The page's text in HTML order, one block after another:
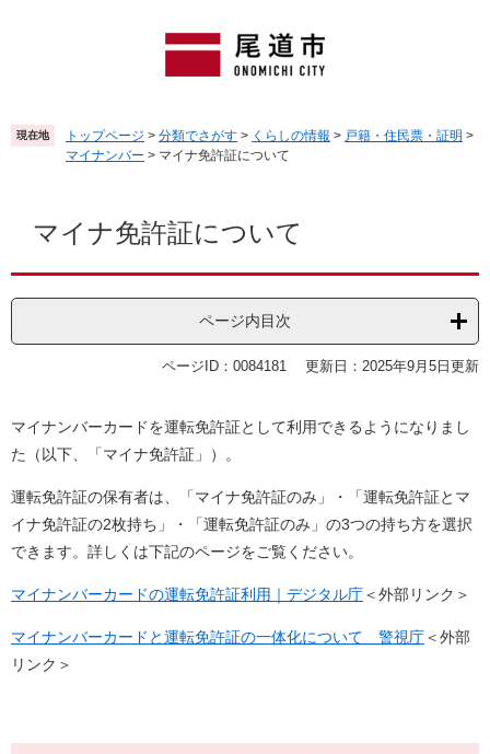
頭
で
飛
ば
現在地 トップページ > 分類でさがす > くらしの情報 > 戸籍・住民票・証明 >
マイナンバー > マイナ免許証について
マイナ免許証について
ページ内目次
ページID：0084181 更新日：2025年9月5日更新
マイナンバーカードを運転免許証として利用できるようになりまし
た（以下、「マイナ免許証」）。
運転免許証の保有者は、「マイナ免許証のみ」・「運転免許証とマ
イナ免許証の2枚持ち」・「運転免許証のみ」の3つの持ち方を選択
できます。詳しくは下記のページをご覧ください。
マイナンバーカードの運転免許証利用｜デジタル庁＜外部リンク＞
マイナンバーカードと運転免許証の一体化について 警視庁＜外部
リンク＞